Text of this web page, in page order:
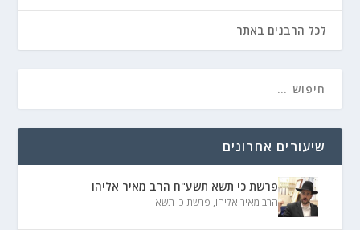
לכל הרבנים באתר
שיעורים אחרונים
פרשת כי תשא תשע"ח הרב מאיר אליהו
הרב מאיר אליהו, פרשת כי תשא